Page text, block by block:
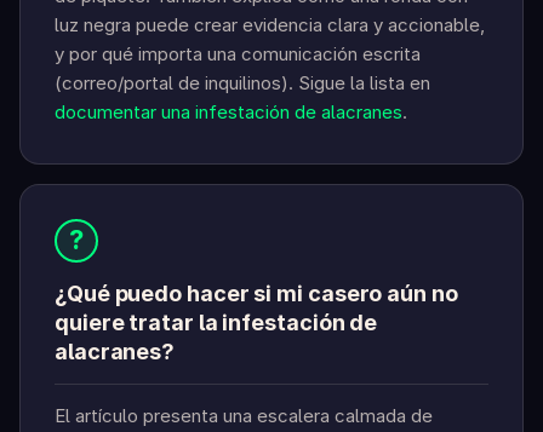
luz negra puede crear evidencia clara y accionable,
y por qué importa una comunicación escrita
(correo/portal de inquilinos). Sigue la lista en
documentar una infestación de alacranes.
?
¿Qué puedo hacer si mi casero aún no
quiere tratar la infestación de
alacranes?
El artículo presenta una escalera calmada de